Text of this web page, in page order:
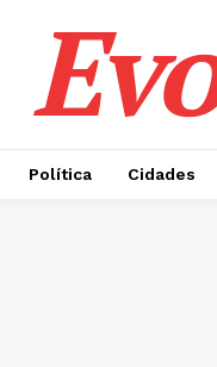
Política Cidades